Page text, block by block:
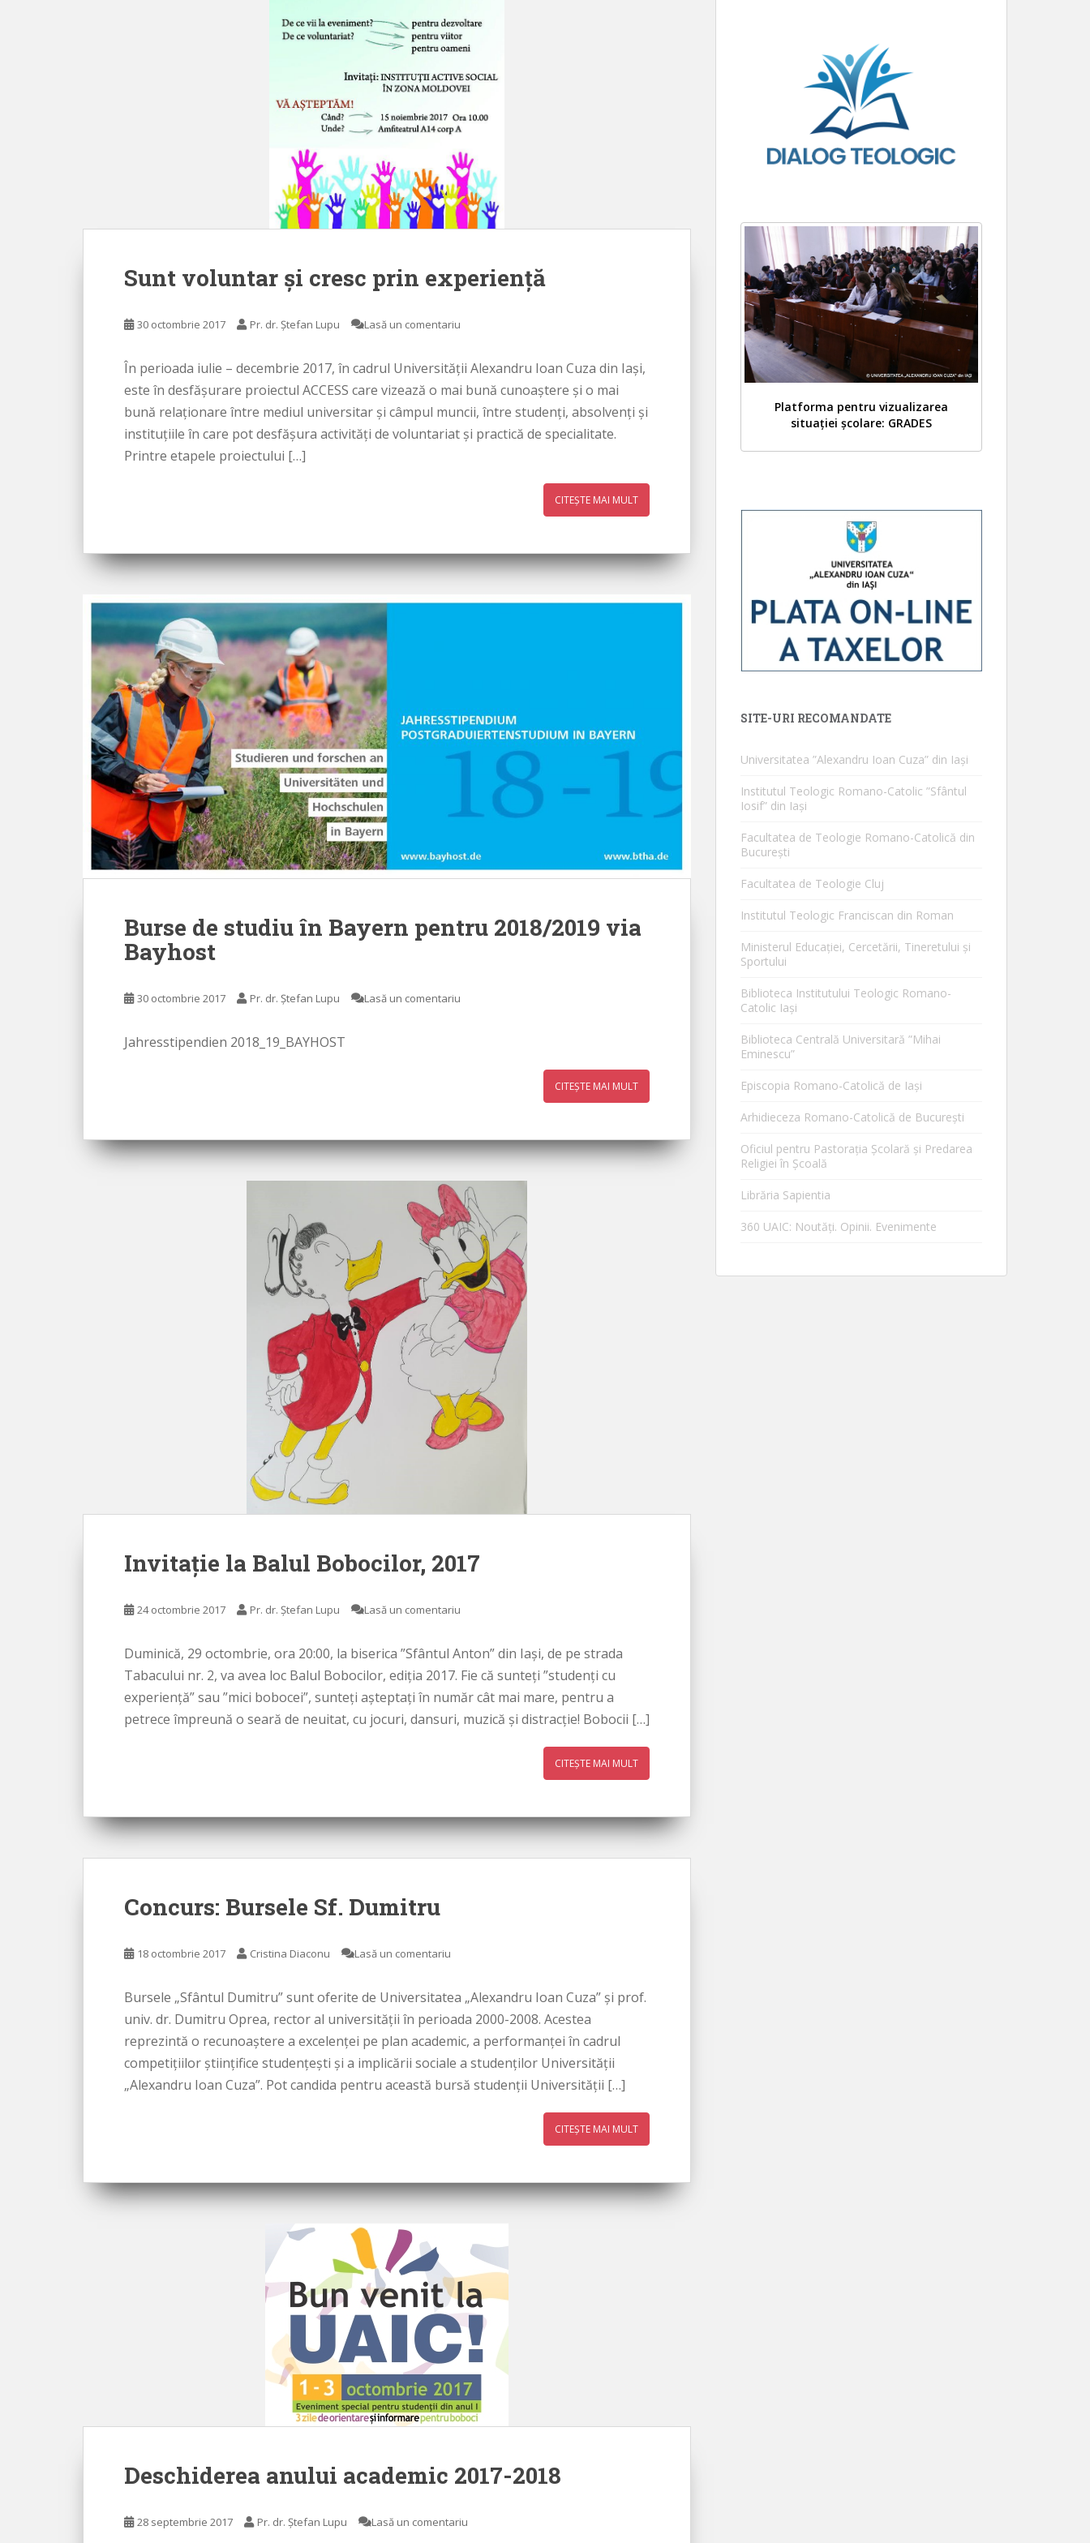
Sunt voluntar și cresc prin experiență
30 octombrie 2017 Pr. dr. Ștefan Lupu Lasă un comentariu
În perioada iulie – decembrie 2017, în cadrul Universității Alexandru Ioan Cuza din Iași,
este în desfășurare proiectul ACCESS care vizează o mai bună cunoaștere și o mai
bună relaționare între mediul universitar și câmpul muncii, între studenți, absolvenți și
instituțiile în care pot desfășura activități de voluntariat și practică de specialitate.
Printre etapele proiectului […]
CITEȘTE MAI MULT
Burse de studiu în Bayern pentru 2018/2019 via
Bayhost
30 octombrie 2017 Pr. dr. Ștefan Lupu Lasă un comentariu
Jahresstipendien 2018_19_BAYHOST
CITEȘTE MAI MULT
Invitație la Balul Bobocilor, 2017
24 octombrie 2017 Pr. dr. Ștefan Lupu Lasă un comentariu
Duminică, 29 octombrie, ora 20:00, la biserica ”Sfântul Anton” din Iași, de pe strada
Tabacului nr. 2, va avea loc Balul Bobocilor, ediția 2017. Fie că sunteți ”studenți cu
experiență” sau ”mici bobocei”, sunteți așteptați în număr cât mai mare, pentru a
petrece împreună o seară de neuitat, cu jocuri, dansuri, muzică și distracție! Bobocii […]
CITEȘTE MAI MULT
Concurs: Bursele Sf. Dumitru
18 octombrie 2017 Cristina Diaconu Lasă un comentariu
Bursele „Sfântul Dumitru” sunt oferite de Universitatea „Alexandru Ioan Cuza” şi prof.
univ. dr. Dumitru Oprea, rector al universităţii în perioada 2000-2008. Acestea
reprezintă o recunoaştere a excelenţei pe plan academic, a performanței în cadrul
competițiilor științifice studențești şi a implicării sociale a studenţilor Universităţii
„Alexandru Ioan Cuza”. Pot candida pentru această bursă studenţii Universităţii […]
CITEȘTE MAI MULT
Deschiderea anului academic 2017-2018
28 septembrie 2017 Pr. dr. Ștefan Lupu Lasă un comentariu
Platforma pentru vizualizarea
situației școlare: GRADES
SITE-URI RECOMANDATE
Universitatea ”Alexandru Ioan Cuza” din Iaşi
Institutul Teologic Romano-Catolic ”Sfântul
Iosif” din Iaşi
Facultatea de Teologie Romano-Catolică din
Bucureşti
Facultatea de Teologie Cluj
Institutul Teologic Franciscan din Roman
Ministerul Educaţiei, Cercetării, Tineretului şi
Sportului
Biblioteca Institutului Teologic Romano-
Catolic Iaşi
Biblioteca Centrală Universitară ”Mihai
Eminescu”
Episcopia Romano-Catolică de Iaşi
Arhidieceza Romano-Catolică de Bucureşti
Oficiul pentru Pastorația Școlară și Predarea
Religiei în Școală
Librăria Sapientia
360 UAIC: Noutăţi. Opinii. Evenimente